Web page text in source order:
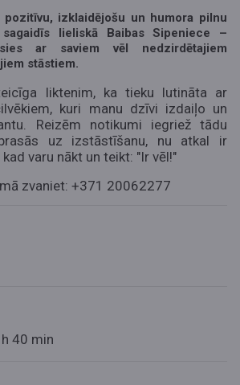
izklaidējošu un humora pilnu
lieliskā Baibas Sipeniece –
ar saviem vēl nedzirdētajiem
stāstiem.
liktenim, ka tieku lutināta ar
kuri manu dzīvi izdaiļo un
Reizēm notikumi iegriež tādu
uz izstāstīšanu, nu atkal ir
varu nākt un teikt: "Ir vēl!"
zvaniet: +371 20062277
40 min